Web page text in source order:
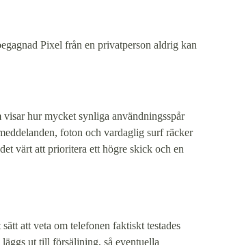
Pixel från en privatperson aldrig kan
hur mycket synliga användningsspår
foton och vardaglig surf räcker
värt att prioritera ett högre skick och en
att veta om telefonen faktiskt testades
ut till försäljning, så eventuella